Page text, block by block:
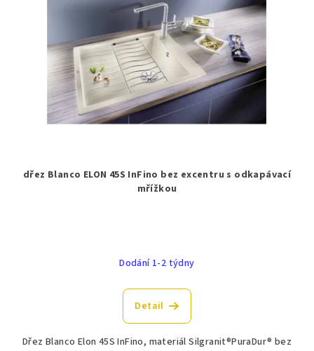
dřez Blanco ELON 45S InFino bez excentru s odkapávací
mřížkou
Dodání 1-2 týdny
Detail
Dřez Blanco Elon 45S InFino, materiál Silgranit®PuraDur® bez